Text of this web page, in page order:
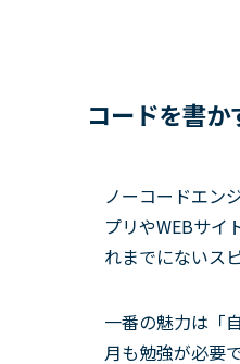
コードを書
ノーコードエン
プリやWEBサイ
れまでにないス
一番の魅力は「
月も勉強が必要